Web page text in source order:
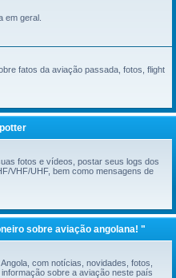
em geral.
fatos da aviação passada, fotos, flight
fotos e vídeos, postar seus logs dos
VHF/UHF, bem como mensagens de
sobre aviação angolana! "
com notícias, novidades, fotos,
sobre a aviação neste país